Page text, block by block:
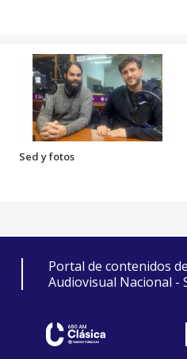
Sed y fotos
Portal de contenidos
Audiovisual Nacional -